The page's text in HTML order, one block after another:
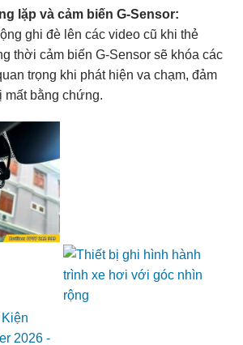
lặp và cảm biến G-Sensor:
ghi đè lên các video cũ khi thẻ
thời cảm biến G-Sensor sẽ khóa các
trọng khi phát hiện va chạm, đảm
mất bằng chứng.